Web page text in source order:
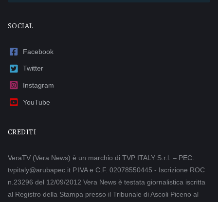
SOCIAL
Facebook
Twitter
Instagram
YouTube
CREDITI
VeraTV (Vera News) è un marchio di TVP ITALY S.r.l. – PEC:
tvpitaly@arubapec.it P.IVA e C.F. 02078550445 - Iscrizione ROC
n.23296 del 12/09/2012 Vera News è testata giornalistica iscritta
al Registro della Stampa presso il Tribunale di Ascoli Piceno al